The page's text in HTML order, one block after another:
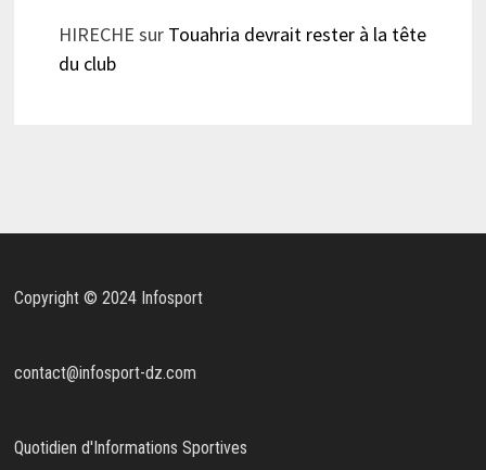
HIRECHE sur Touahria devrait rester à la tête
du club
Copyright © 2024 Infosport
contact@infosport-dz.com
Quotidien d'Informations Sportives